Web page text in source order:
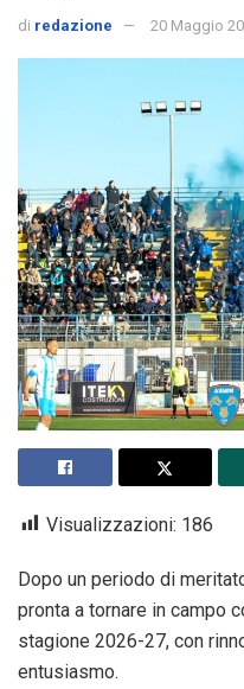
di redazione 20 Maggio
Visualizzazioni: 186
Dopo un periodo di
pronta a tornare in campo
stagione 2026-27, con
entusiasmo.